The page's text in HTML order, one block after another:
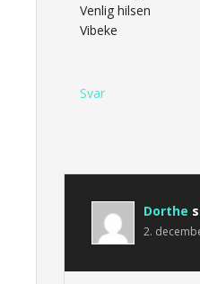
Venlig hilsen
Vibeke
Svar
Dorthe
2.